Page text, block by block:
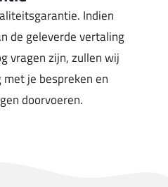
Indien
de geleverde vertaling
vragen zijn, zullen wij
je bespreken en
doorvoeren.